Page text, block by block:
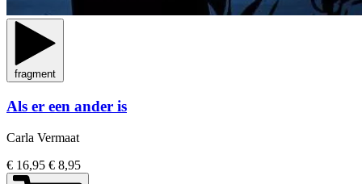
fragment
Als er een ander is
Carla Vermaat
€ 16,95 € 8,95